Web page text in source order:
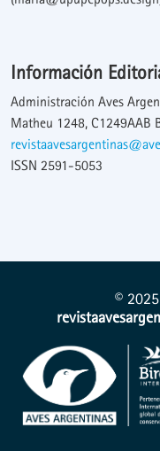
Información
Administración Aves
Matheu 1248, C1249AAB
ISSN 2591-5053
©